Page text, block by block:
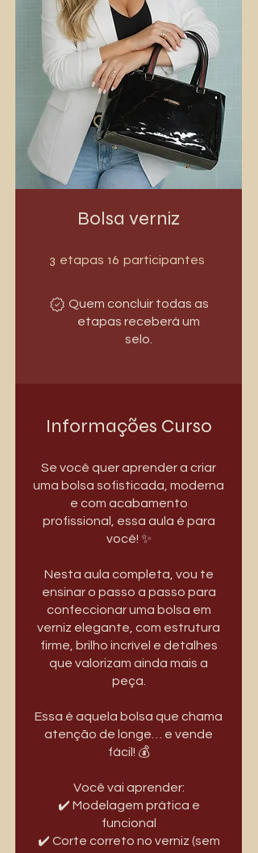
Bolsa verniz
3 etapas 3 etapas
16 participantes
Quem concluir todas as
etapas receberá um
selo.
Informações Curso
Se você quer aprender a criar
uma bolsa sofisticada, moderna
e com acabamento
profissional, essa aula é para
você! ✨
Nesta aula completa, vou te
ensinar o passo a passo para
confeccionar uma bolsa em
verniz elegante, com estrutura
firme, brilho incrível e detalhes
que valorizam ainda mais a
peça.
Essa é aquela bolsa que chama
atenção de longe… e vende
fácil! 💰
Você vai aprender:
✔️ Modelagem prática e
funcional
✔️ Corte correto no verniz (sem